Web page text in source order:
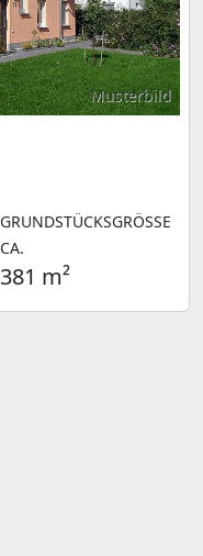
Musterbild
GRUNDSTÜCKSGRÖSSE C
A.
381 m²